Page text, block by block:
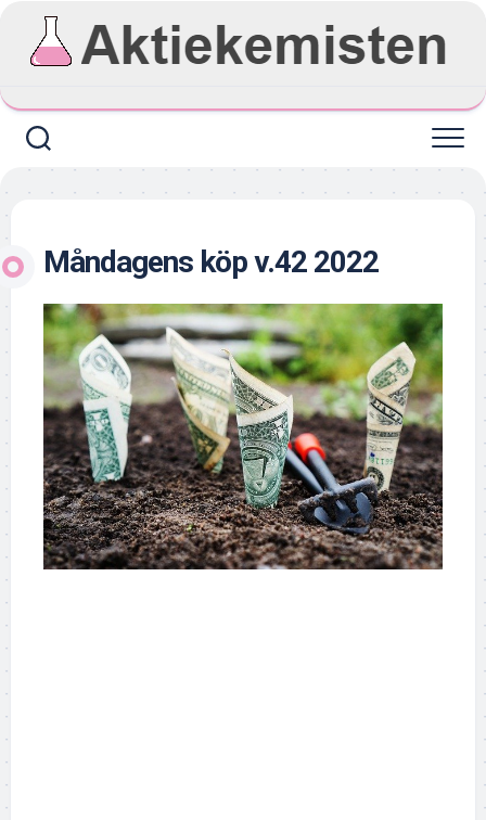
content
Måndagens köp v.42 2022